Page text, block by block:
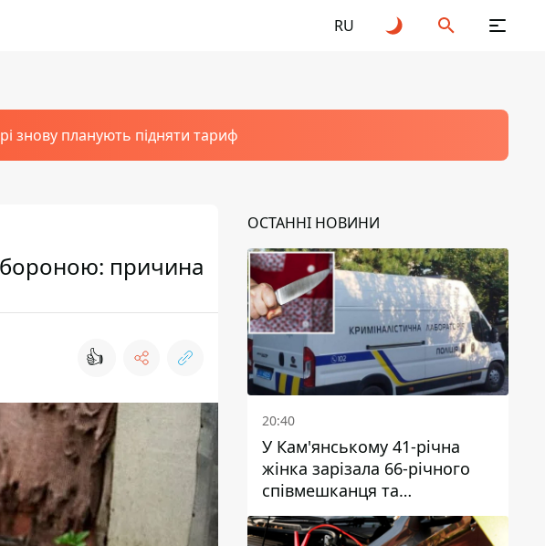
RU
знову планують підняти тариф
причина
👍
ОСТАННІ НОВИНИ
20:40
У Кам'янському 41-річна
жінка зарізала 66-річного
співмешканця та
намагалась обманути
поліцейських